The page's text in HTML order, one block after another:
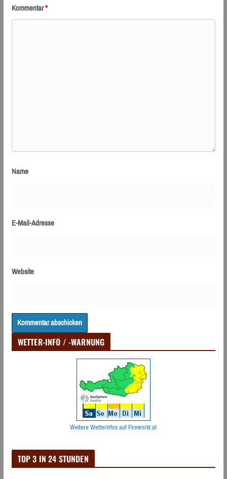
Kommentar*
Name
E-Mail-Adresse
Website
WETTER-INFO / -WARNUNG
Weitere Wetterinfos auf Fireworld.at
TOP 3 IN 24 STUNDEN